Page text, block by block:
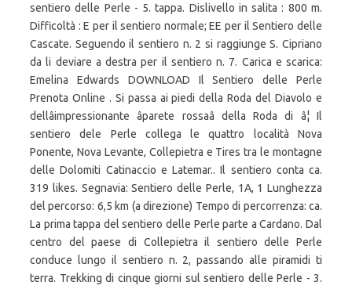
sentiero delle Perle - 5. tappa. Dislivello in salita : 800 m.
Difficoltà : E per il sentiero normale; EE per il Sentiero delle
Cascate. Seguendo il sentiero n. 2 si raggiunge S. Cipriano
da li deviare a destra per il sentiero n. 7. Carica e scarica:
Emelina Edwards DOWNLOAD Il Sentiero delle Perle
Prenota Online . Si passa ai piedi della Roda del Diavolo e
dellâimpressionante âparete rossaâ della Roda di â¦ Il
sentiero dele Perle collega le quattro località Nova
Ponente, Nova Levante, Collepietra e Tires tra le montagne
delle Dolomiti Catinaccio e Latemar.. Il sentiero conta ca.
319 likes. Segnavia: Sentiero delle Perle, 1A, 1 Lunghezza
del percorso: 6,5 km (a direzione) Tempo di percorrenza: ca.
La prima tappa del sentiero delle Perle parte a Cardano. Dal
centro del paese di Collepietra il sentiero delle Perle
conduce lungo il sentiero n. 2, passando alle piramidi ti
terra. Trekking di cinque giorni sul sentiero delle Perle - 3.